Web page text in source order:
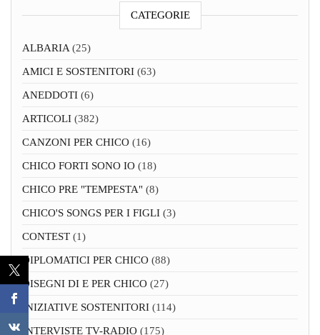
CATEGORIE
ALBARIA (25)
AMICI E SOSTENITORI (63)
ANEDDOTI (6)
ARTICOLI (382)
CANZONI PER CHICO (16)
CHICO FORTI SONO IO (18)
CHICO PRE "TEMPESTA" (8)
CHICO'S SONGS PER I FIGLI (3)
CONTEST (1)
DIPLOMATICI PER CHICO (88)
DISEGNI DI E PER CHICO (27)
INIZIATIVE SOSTENITORI (114)
INTERVISTE TV-RADIO (175)